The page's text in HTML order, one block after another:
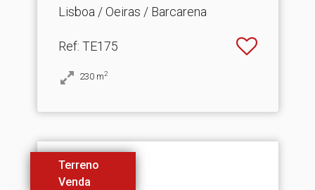
Lisboa / Oeiras / Barcarena
Ref: TE175
230 m2
Terreno
Venda